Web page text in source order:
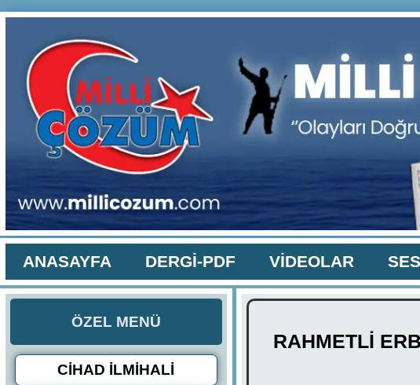
ANASAYFA DERGİ-PDF VİDEOLAR
ÖZEL MENÜ
CİHAD İLMİHALİ
RAHMETLİ